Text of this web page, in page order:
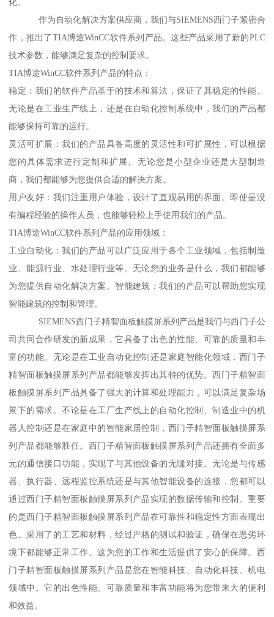
化。
作为自动化解决方案供应商，我们与SIEMENS西门子紧密合
作，推出了TIA博途WinCC软件系列产品。这些产品采用了新的PLC
技术参数，能够满足复杂的控制要求。
TIA博途WinCC软件系列产品的特点：
稳定：我们的软件产品基于的技术和算法，保证了其稳定的性能。
无论是在工业生产线上，还是在自动化控制系统中，我们的产品都
能够保持可靠的运行。
灵活可扩展：我们的产品具备高度的灵活性和可扩展性，可以根据
您的具体需求进行定制和扩展。无论您是小型企业还是大型制造
商，我们都能够为您提供合适的解决方案。
用户友好：我们注重用户体验，设计了直观易用的界面。即使是没
有编程经验的操作人员，也能够轻松上手使用我们的产品。
TIA博途WinCC软件系列产品的应用领域：
工业自动化：我们的产品可以广泛应用于各个工业领域，包括制造
业、能源行业、水处理行业等。无论您的业务是什么，我们都能够
为您提供自动化解决方案。智能建筑：我们的产品可以帮助您实现
智能建筑的控制和管理。
SIEMENS西门子精智面板触摸屏系列产品是我们与西门子公
司共同合作研发的新成果，它具备了出色的性能、可靠的质量和丰
富的功能。无论是在工业自动化控制还是家庭智能化领域，西门子
精智面板触摸屏系列产品都能够发挥出其特的优势。西门子精智面
板触摸屏系列产品具备了强大的计算和处理能力，可以满足复杂场
景下的需求。不论是在工厂生产线上的自动化控制、制造业中的机
器人控制还是在家庭中的智能家居控制，西门子精智面板触摸屏系
列产品都能够胜任。西门子精智面板触摸屏系列产品还拥有全面多
元的通信接口功能，实现了与其他设备的无缝对接。无论是与传感
器、执行器、远程监控系统还是与其他智能设备的连接，您都可以
通过西门子精智面板触摸屏系列产品实现的数据传输和控制。重要
的是西门子精智面板触摸屏系列产品在可靠性和稳定性方面表现出
色。采用了的工艺和材料，经过严格的测试和验证，确保在恶劣环
境下都能够正常工作。这为您的工作和生活提供了安心的保障。西
门子精智面板触摸屏系列产品是您在智能科技、自动化科技、机电
领域中。它的出色性能、可靠质量和丰富功能将为您带来大的便利
和效益。